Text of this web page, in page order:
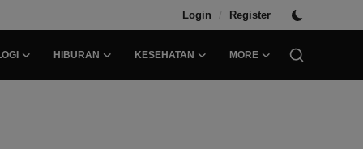
Login / Register
HIBURAN KESEHATAN MORE